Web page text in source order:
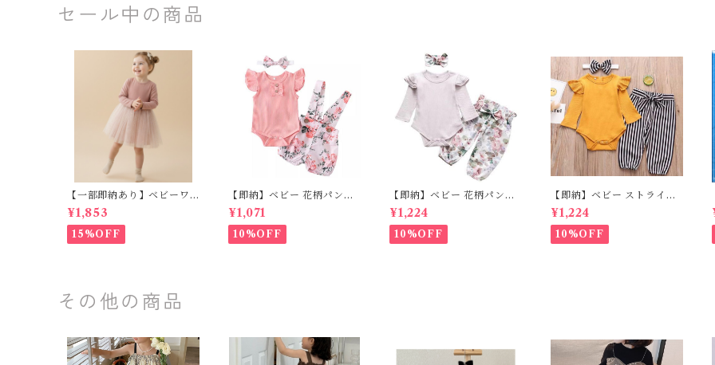
服 お出かけ 通園 通学
セール中の商品
【一部即納あり】ベビーワ
ンピース 星柄ラメ チュール
ベビー服 写真撮影 子供服 フ
リル チュール 女の子 秋冬
春服 セレモニードレス 新生
110cm
¥1,853
15%OFF
【即納】ベビー 花柄パンツ
&フリルロンパースset＋ヘ
ッドバンド 3点セット☆女の
子 フェミニン 90㎝
¥1,071
10%OFF
【即納】ベビー 花柄パンツ
&ロンパースset＋ヘッドバ
ンド 3点セット☆女の子 フ
ェミニン 80cm
¥1,224
10%OFF
【即納】ベビー ストライプ
パンツ&フリルロンパースse
t＋ヘッドバンド 3点セット
☆女の子 マニッシュ 80㎝
¥1,224
10%OFF
その他の商品